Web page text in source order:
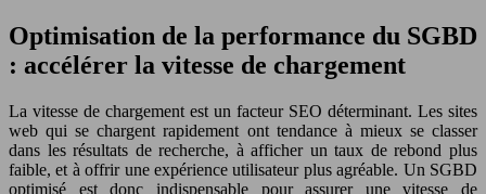
Optimisation de la performance du SGBD
: accélérer la vitesse de chargement
La vitesse de chargement est un facteur SEO déterminant. Les sites
web qui se chargent rapidement ont tendance à mieux se classer
dans les résultats de recherche, à afficher un taux de rebond plus
faible, et à offrir une expérience utilisateur plus agréable. Un SGBD
optimisé est donc indispensable pour assurer une vitesse de